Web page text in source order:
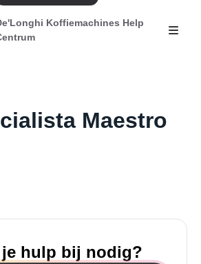
Koffiemachines Help
Maestro
je hulp bij nodig?